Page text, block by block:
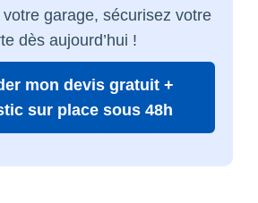
garage, sécurisez votre
dès aujourd’hui !
mon devis gratuit +
sur place sous 48h